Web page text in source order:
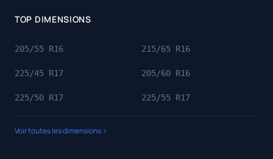
TOP DIMENSIONS
205/55 R16 215/65 R16
225/45 R17 205/60 R16
225/50 R17 225/55 R17
Voir toutes les dimensions